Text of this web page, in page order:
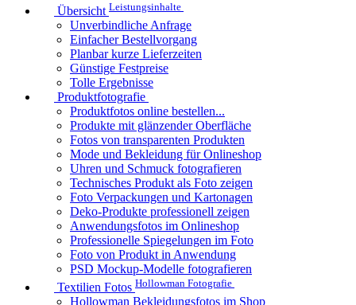
Übersicht Leistungsinhalte
Unverbindliche Anfrage
Einfacher Bestellvorgang
Planbar kurze Lieferzeiten
Günstige Festpreise
Tolle Ergebnisse
Produktfotografie
Produktfotos online bestellen...
Produkte mit glänzender Oberfläche
Fotos von transparenten Produkten
Mode und Bekleidung für Onlineshop
Uhren und Schmuck fotografieren
Technisches Produkt als Foto zeigen
Foto Verpackungen und Kartonagen
Deko-Produkte professionell zeigen
Anwendungsfotos im Onlineshop
Professionelle Spiegelungen im Foto
Foto von Produkt in Anwendung
PSD Mockup-Modelle fotografieren
Textilien Fotos Hollowman Fotografie
Hollowman Bekleidungsfotos im Shop